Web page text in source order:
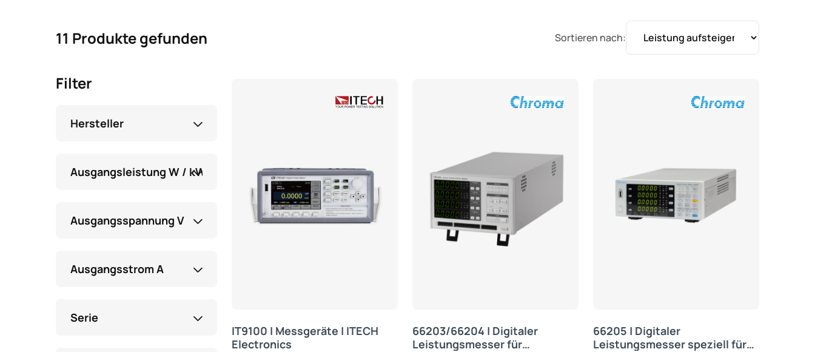
11 Produkte gefunden
Filter
Hersteller
Ausgangsleistung W / kW
Ausgangsspannung V
Ausgangsstrom A
Serie
Sortieren nach:
IT9100 | Messgeräte | ITECH
Electronics
66203/66204 | Digitaler
Leistungsmesser für
66205 | Digitaler
Leistungsmesser speziell für